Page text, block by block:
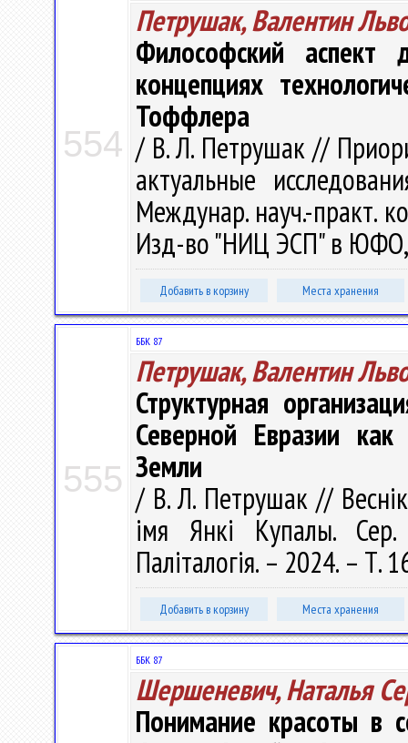
554
Петрушак, Валентин
Философский аспект
концепциях
Тоффлера
/ В. Л. Петрушак //
актуальные
Междунар. науч.-практ.
Изд-во "НИЦ ЭСП" в ЮФО,
Добавить в корзину Места хранения
555
ББК 87
Петрушак, Валентин
Структурная
Северной Евразии
Земли
/ В. Л. Петрушак // Веснік
імя Янкі Купалы. Сер.
Паліталогія. – 2024. –
Добавить в корзину Места хранения
ББК 87
Шершеневич, Наталья
Понимание красоты в